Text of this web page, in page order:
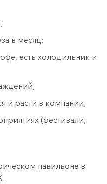
в месяц;
есть холодильник и
и расти в компании;
(фестивали,
павильоне в